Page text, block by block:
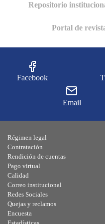
Repositorio
Portal de
Facebook
Email
Régimen legal
Contratación
Rendición de cuentas
Pago virtual
Calidad
Correo institucional
Redes Sociales
Quejas y reclamos
Encuesta